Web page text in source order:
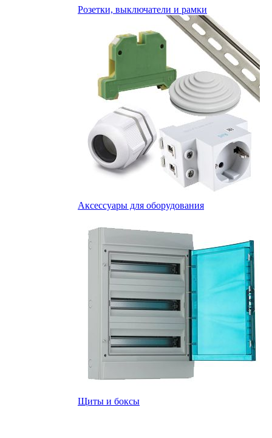
Розетки, выключатели и рамки
Аксессуары для оборудования
Щиты и боксы